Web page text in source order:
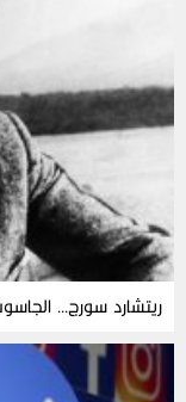
ريتشارد سورج…